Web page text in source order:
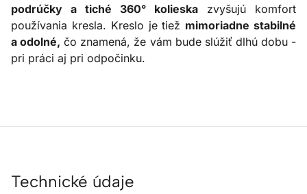
podrúčky a tiché 360° kolieska zvyšujú komfort
používania kresla. Kreslo je tiež mimoriadne stabilné
a odolné, čo znamená, že vám bude slúžiť dlhú dobu -
pri práci aj pri odpočinku.
Technické údaje